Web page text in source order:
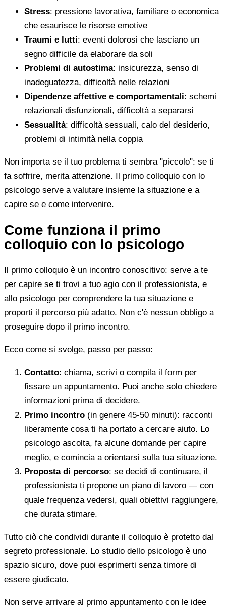
Stress: pressione lavorativa, familiare o economica
che esaurisce le risorse emotive
Traumi e lutti: eventi dolorosi che lasciano un
segno difficile da elaborare da soli
Problemi di autostima: insicurezza, senso di
inadeguatezza, difficoltà nelle relazioni
Dipendenze affettive e comportamentali: schemi
relazionali disfunzionali, difficoltà a separarsi
Sessualità: difficoltà sessuali, calo del desiderio,
problemi di intimità nella coppia
Non importa se il tuo problema ti sembra "piccolo": se ti
fa soffrire, merita attenzione. Il primo colloquio con lo
psicologo serve a valutare insieme la situazione e a
capire se e come intervenire.
Come funziona il primo
colloquio con lo psicologo
Il primo colloquio è un incontro conoscitivo: serve a te
per capire se ti trovi a tuo agio con il professionista, e
allo psicologo per comprendere la tua situazione e
proporti il percorso più adatto. Non c'è nessun obbligo a
proseguire dopo il primo incontro.
Ecco come si svolge, passo per passo:
Contatto: chiama, scrivi o compila il form per
fissare un appuntamento. Puoi anche solo chiedere
informazioni prima di decidere.
Primo incontro (in genere 45-50 minuti): racconti
liberamente cosa ti ha portato a cercare aiuto. Lo
psicologo ascolta, fa alcune domande per capire
meglio, e comincia a orientarsi sulla tua situazione.
Proposta di percorso: se decidi di continuare, il
professionista ti propone un piano di lavoro — con
quale frequenza vedersi, quali obiettivi raggiungere,
che durata stimare.
Tutto ciò che condividi durante il colloquio è protetto dal
segreto professionale. Lo studio dello psicologo è uno
spazio sicuro, dove puoi esprimerti senza timore di
essere giudicato.
Non serve arrivare al primo appuntamento con le idee